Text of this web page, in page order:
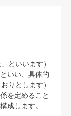
といいます）
いい、具体的
りとします）
を定めること
成します。